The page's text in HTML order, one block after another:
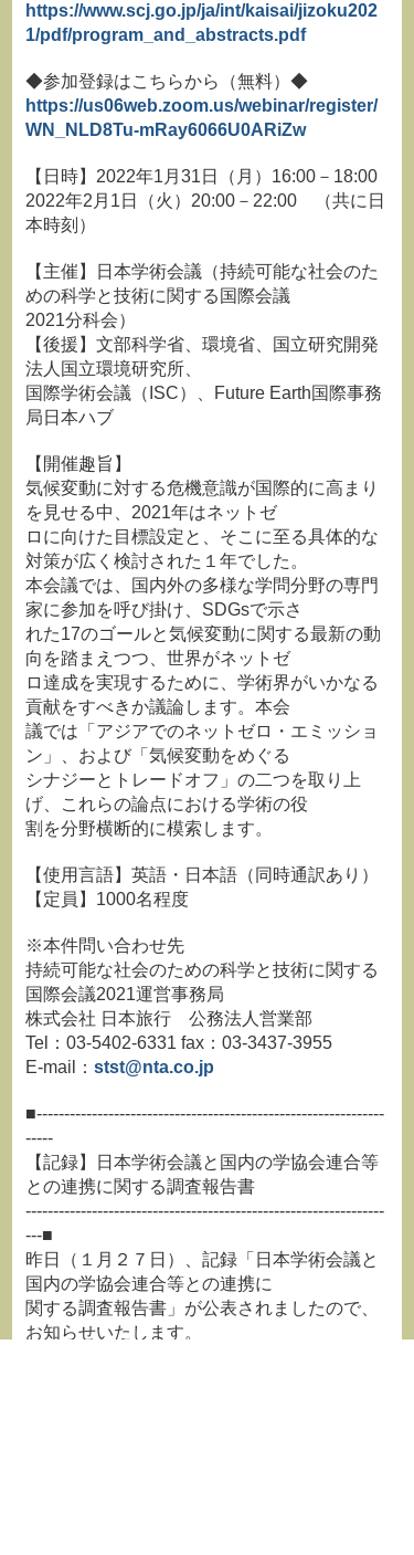
https://www.scj.go.jp/ja/int/kaisai/jizoku202
1/pdf/program_and_abstracts.pdf
◆参加登録はこちらから（無料）◆
https://us06web.zoom.us/webinar/register/
WN_NLD8Tu-mRay6066U0ARiZw
【日時】2022年1月31日（月）16:00－18:00
2022年2月1日（火）20:00－22:00 （共に日
本時刻）
【主催】日本学術会議（持続可能な社会のた
めの科学と技術に関する国際会議
2021分科会）
【後援】文部科学省、環境省、国立研究開発
法人国立環境研究所、
国際学術会議（ISC）、Future Earth国際事務
局日本ハブ
【開催趣旨】
気候変動に対する危機意識が国際的に高まり
を見せる中、2021年はネットゼ
ロに向けた目標設定と、そこに至る具体的な
対策が広く検討された１年でした。
本会議では、国内外の多様な学問分野の専門
家に参加を呼び掛け、SDGsで示さ
れた17のゴールと気候変動に関する最新の動
向を踏まえつつ、世界がネットゼ
ロ達成を実現するために、学術界がいかなる
貢献をすべきか議論します。本会
議では「アジアでのネットゼロ・エミッショ
ン」、および「気候変動をめぐる
シナジーとトレードオフ」の二つを取り上
げ、これらの論点における学術の役
割を分野横断的に模索します。
【使用言語】英語・日本語（同時通訳あり）
【定員】1000名程度
※本件問い合わせ先
持続可能な社会のための科学と技術に関する
国際会議2021運営事務局
株式会社 日本旅行 公務法人営業部
Tel：03-5402-6331 fax：03-3437-3955
E-mail： stst@nta.co.jp
■---------------------------------------------------------------
-----
【記録】日本学術会議と国内の学協会連合等
との連携に関する調査報告書
-----------------------------------------------------------------
---■
昨日（１月２７日）、記録「日本学術会議と
国内の学協会連合等との連携に
関する調査報告書」が公表されましたので、
お知らせいたします。